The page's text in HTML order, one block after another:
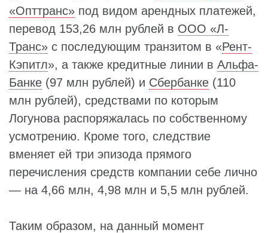
«Опттранс» под видом арендных платежей,
перевод 153,26 млн рублей в ООО «Л-
Транс» с последующим транзитом в «Рент-
Кэпитл», а также кредитные линии в Альфа-
Банке (97 млн рублей) и Сбербанке (110
млн рублей), средствами по которым
Логунова распоряжалась по собственному
усмотрению. Кроме того, следствие
вменяет ей три эпизода прямого
перечисления средств компании себе лично
— на 4,66 млн, 4,98 млн и 5,5 млн рублей.
Таким образом, на данный момент